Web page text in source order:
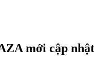
mới cập